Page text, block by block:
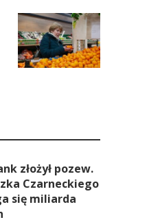
złożył pozew.
Czarneckiego
się miliarda